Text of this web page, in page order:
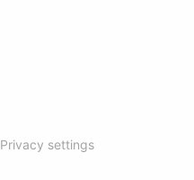
Privacy settings